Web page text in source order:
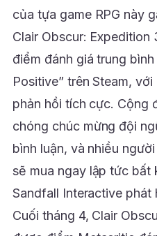
của tựa game RPG này
Clair Obscur:
điểm đánh giá trung
Positive” trên Steam,
phản hồi tích cực. Cộng
chóng chúc mừng đội
bình luận, và nhiều
sẽ mua ngay lập tức bất
Sandfall Interactive phát
Cuối tháng 4, Clair